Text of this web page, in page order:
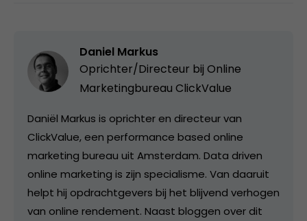
Daniel Markus
Oprichter/Directeur bij Online
Marketingbureau ClickValue
Daniël Markus is oprichter en directeur van
ClickValue, een performance based online
marketing bureau uit Amsterdam. Data driven
online marketing is zijn specialisme. Van daaruit
helpt hij opdrachtgevers bij het blijvend verhogen
van online rendement. Naast bloggen over dit